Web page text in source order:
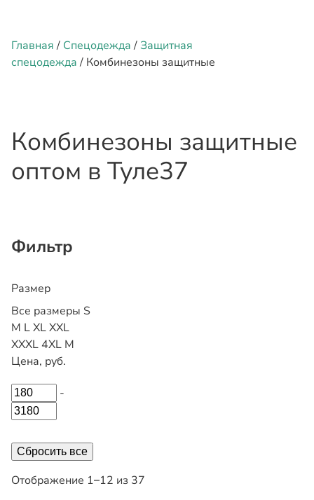
Главная/ Спецодежда/Защитная
спецодежда/ Комбинезоны защитные
Комбинезоны защитные
оптом в Туле37
Фильтр
Размер
Все размеры S
M LXLXXL
XXXL 4XL М
Цена, руб.
-
Сбросить все
Отображение 1–12 из 37